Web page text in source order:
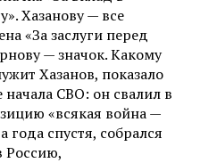
Хазанову — все
«За заслуги перед
— значок. Какому
Хазанов, показало
начала СВО: он свалил в
«всякая война —
года спустя, собрался
Россию,